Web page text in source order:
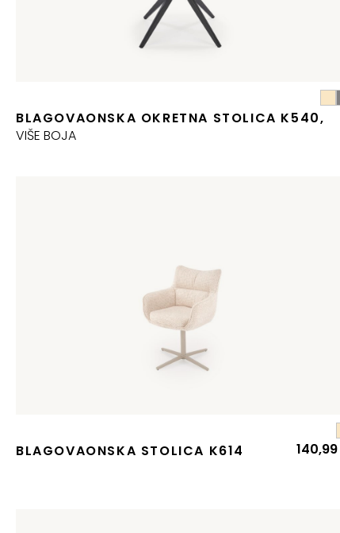
BLAGOVAONSKA OKRETNA STOLICA K540,
VIŠE BOJA
BLAGOVAONSKA STOLICA K614 140,99